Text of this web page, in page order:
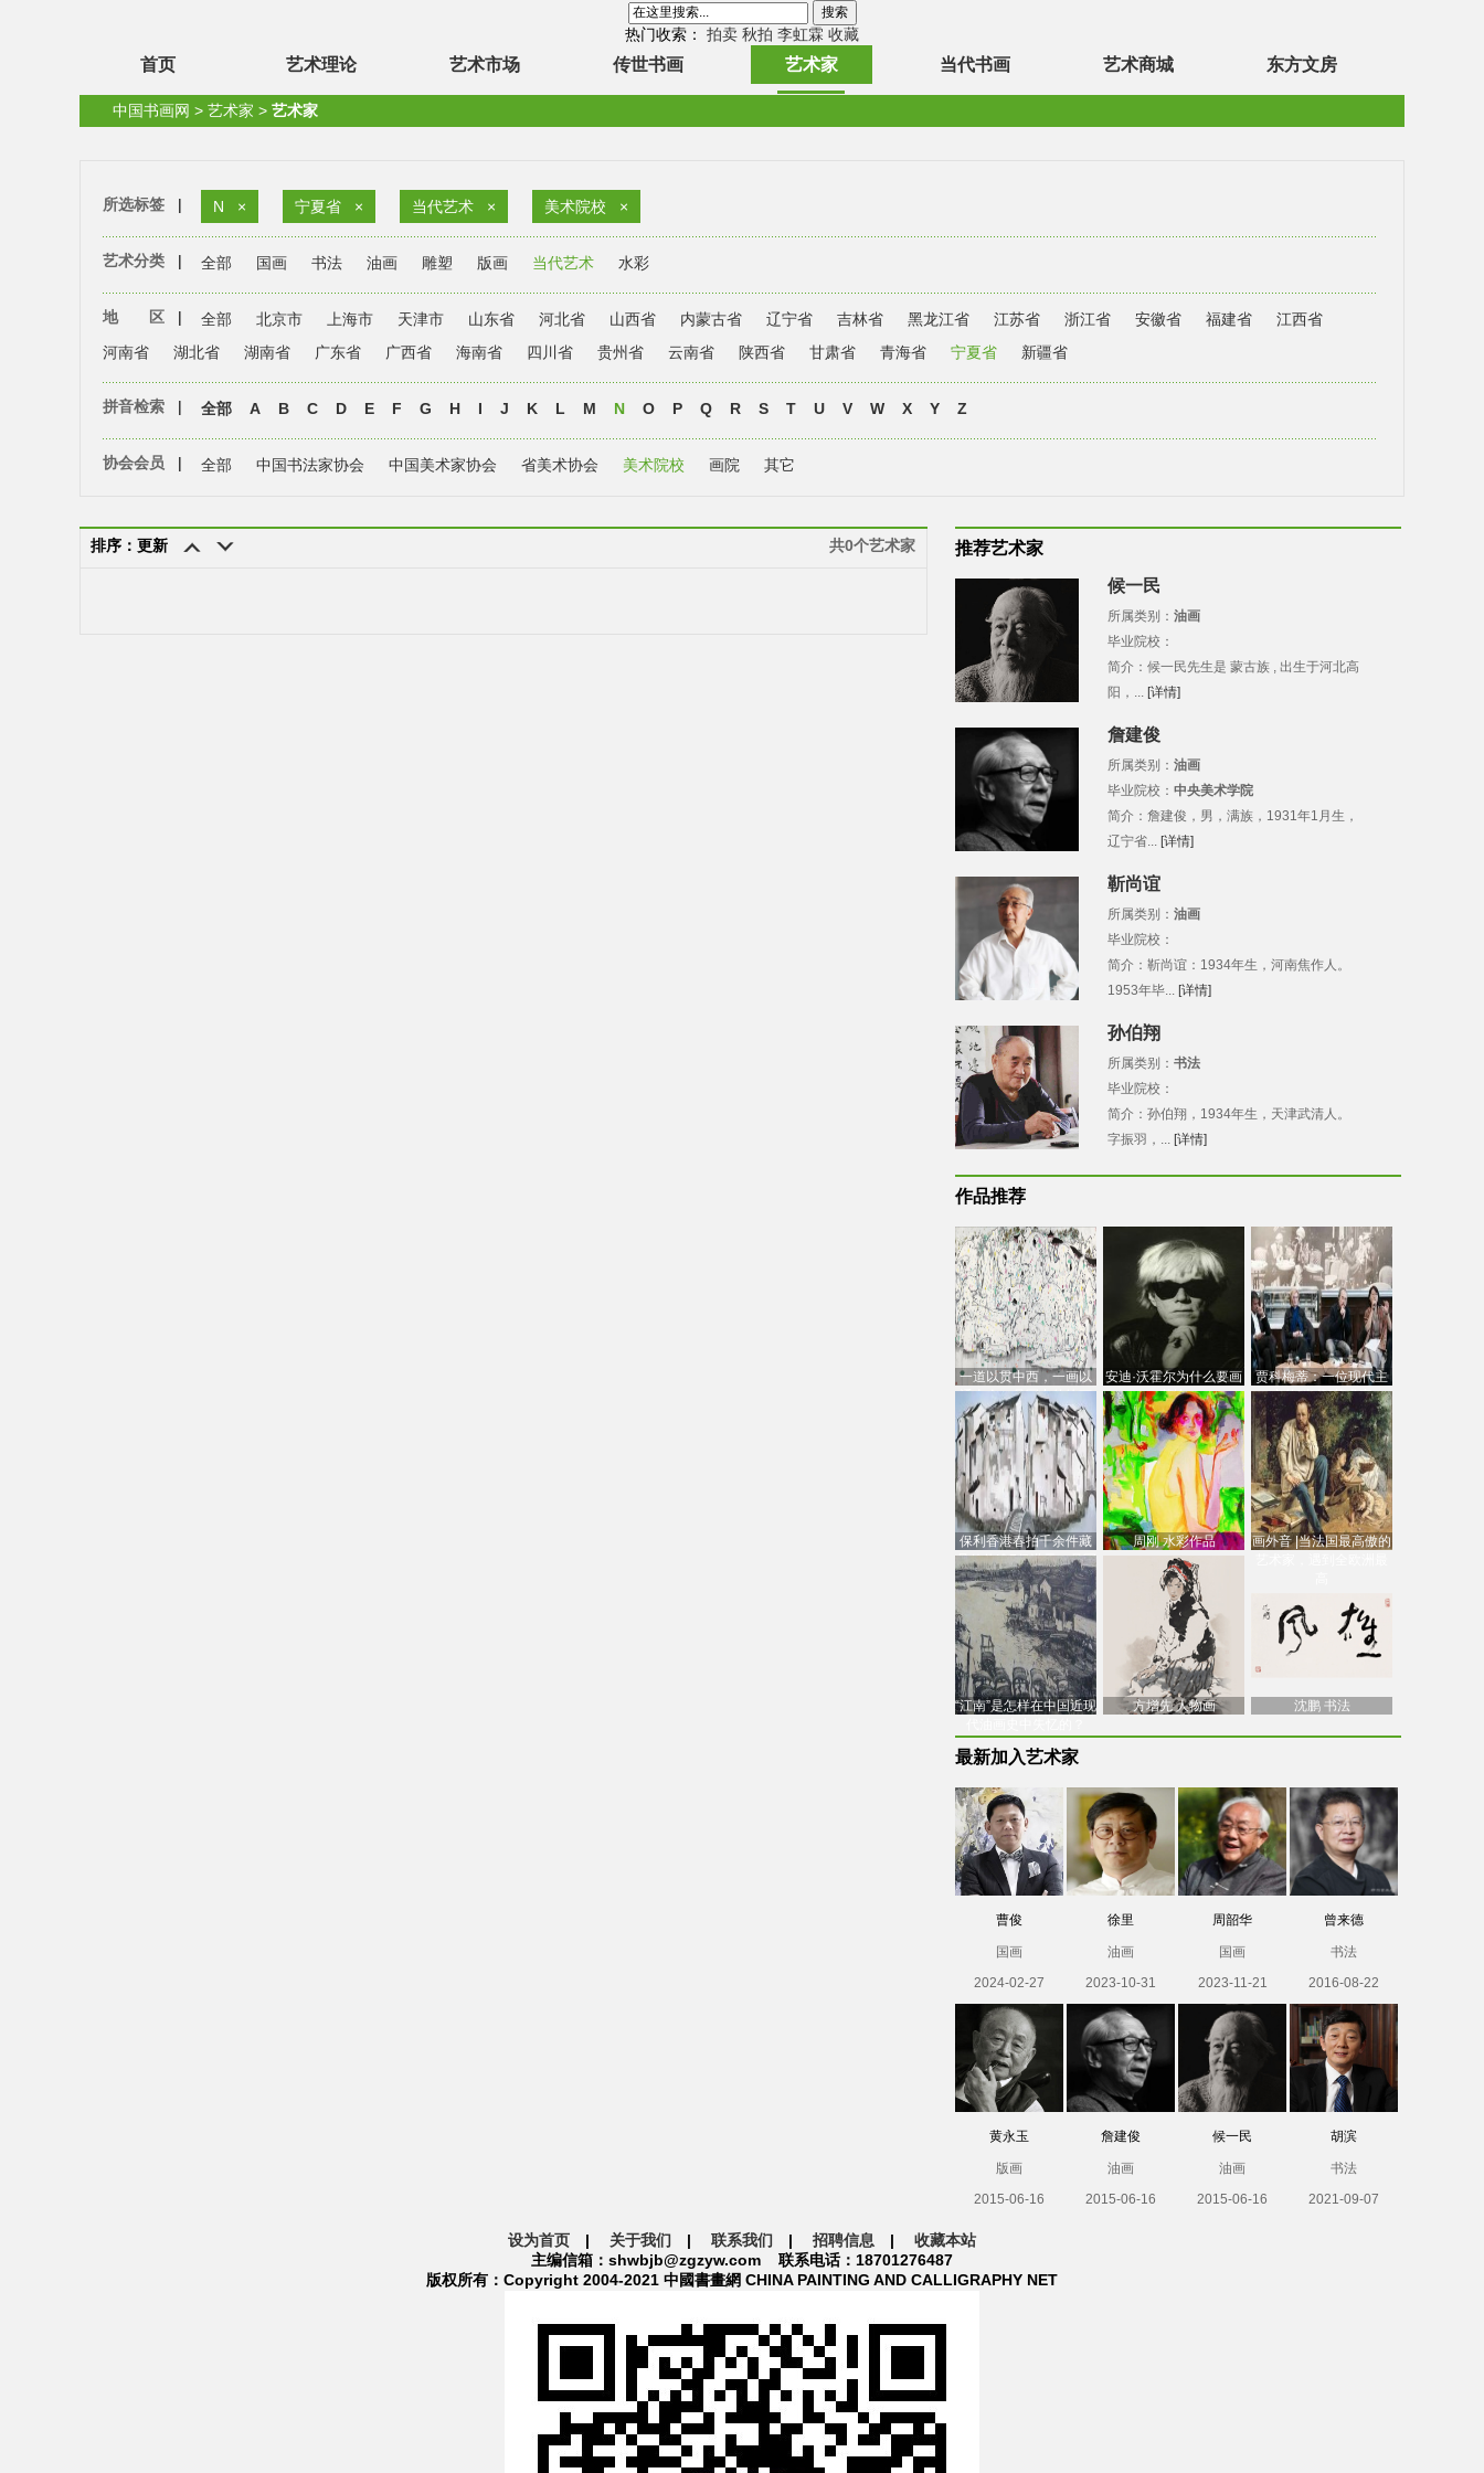
热门收索： 拍卖 秋拍 李虹霖 收藏
首页 艺术理论 艺术市场 传世书画 艺术家 当代书画 艺术商城 东方文房
中国书画网 > 艺术家 > 艺术家
所选标签 | N × 宁夏省 × 当代艺术 × 美术院校 ×
艺术分类 | 全部 国画 书法 油画 雕塑 版画 当代艺术 水彩
地 区 | 全部 北京市 上海市 天津市 山东省 河北省 山西省 内蒙古省 辽宁省 吉林省 黑龙江省 江苏省 浙江省 安徽省 福建省
江西省
河南省
湖北省 湖南省 广东省 广西省 海南省 四川省 贵州省 云南省 陕西省 甘肃省 青海省 宁夏省 新疆省
拼音检索 | 全部 A B C D E F G H I J K L M N O P Q R S T U V W X Y Z
协会会员 | 全部 中国书法家协会 中国美术家协会 省美术协会 美术院校 画院 其它
排序：更新 共0个艺术家 推荐艺术家
候一民
所属类别： 油画
毕业院校：
简介：候一民先生是 蒙古族 , 出生于河北高
阳，... [详情]
詹建俊
所属类别： 油画
毕业院校： 中央美术学院
简介：詹建俊，男，满族，1931年1月生，
辽宁省... [详情]
靳尚谊
所属类别： 油画
毕业院校：
简介：靳尚谊：1934年生，河南焦作人。
1953年毕... [详情]
孙伯翔
所属类别： 书法
毕业院校：
简介：孙伯翔，1934年生，天津武清人。
字振羽，... [详情]
作品推荐
一道以贯中西，一画以
通古今：吴冠中的绘画
创
安迪·沃霍尔为什么要画
芭比
贾科梅蒂：一位现代主
义的“当代”艺术家
保利香港春拍千余件藏
品估价逾7亿港元，吴冠
中
周刚 水彩作品
画外音 |当法国最高傲的
“江南”是怎样在中国近现
方增先 人物画 沈鹏 书法
最新加入艺术家
曹俊
国画
2024-02-27
徐里
油画
2023-10-31
周韶华
国画
2023-11-21
曾来德
书法
2016-08-22
黄永玉
版画
2015-06-16
詹建俊
油画
2015-06-16
候一民
油画
2015-06-16
胡滨
书法
2021-09-07
设为首页 | 关于我们 | 联系我们 | 招聘信息 | 收藏本站
主编信箱：shwbjb@zgzyw.com 联系电话：18701276487
版权所有：Copyright 2004-2021 中國書畫網 CHINA PAINTING AND CALLIGRAPHY NET